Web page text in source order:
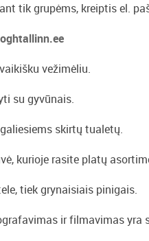
tik grupėms, kreiptis el.
vežimėliu.
su gyvūnais.
skirtų tualetų.
kurioje rasite platų
tiek grynaisiais pinigais.
ir filmavimas yra